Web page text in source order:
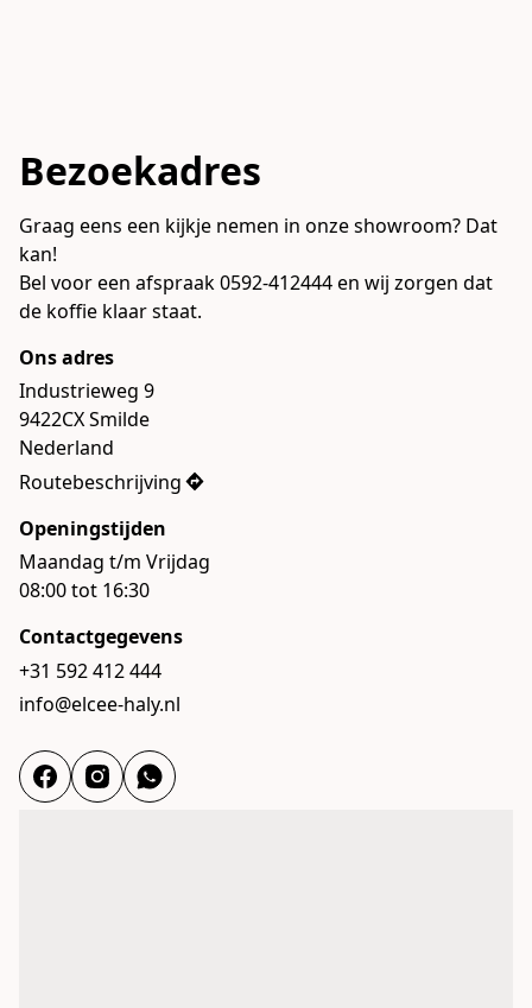
Bezoekadres
Graag eens een kijkje nemen in onze showroom? Dat
kan!
Bel voor een afspraak 0592-412444 en wij zorgen dat
de koffie klaar staat.
Ons adres
Industrieweg 9
9422CX Smilde
Nederland
Routebeschrijving
Openingstijden
Maandag t/m Vrijdag
08:00 tot 16:30
Contactgegevens
+31 592 412 444
info@elcee-haly.nl